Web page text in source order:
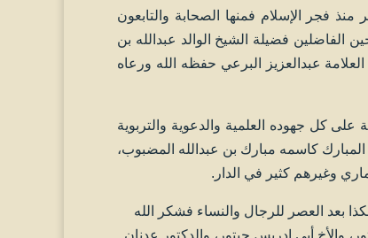
فجر الإسلام فمنها الصحابة والتابعون
الفاضلين فضيلة الشيخ الوالد عبدالله بن
عبدالعزيز البرعي حفظه الله ورعاه
كل جهوده العلمية والدعوية والتربوية
كاسمه مبارك بن عبدالله المضبوب،
وغيرهم كثير في الدار.
وهكذا بعد العصر للرجال والنساء فشكر الله
والأخ أبي إدريس حبتور، والدكتور عدنان